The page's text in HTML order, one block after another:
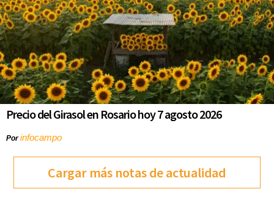
Precio del Girasol en Rosario hoy 7 agosto 2026
Porinfocampo
Cargar más notas de actualidad